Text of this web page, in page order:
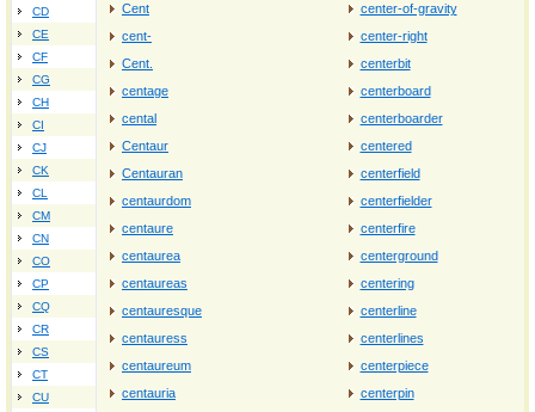
CD
CE
CF
CG
CH
CI
CJ
CK
CL
CM
CN
CO
CP
CQ
CR
CS
CT
CU
Cent
cent-
Cent.
centage
cental
Centaur
Centauran
centaurdom
centaure
centaurea
centaureas
centauresque
centauress
centaureum
centauria
center-of-gravity
center-right
centerbit
centerboard
centerboarder
centered
centerfield
centerfielder
centerfire
centerground
centering
centerline
centerlines
centerpiece
centerpin